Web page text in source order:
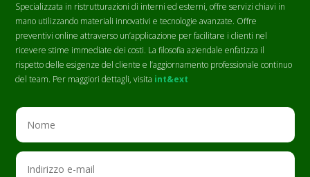
Specializzata in ristrutturazioni di interni ed esterni, offre servizi chiavi in
mano utilizzando materiali innovativi e tecnologie avanzate. Offre
preventivi online attraverso un’applicazione per facilitare i clienti nel
ricevere stime immediate dei costi. La filosofia aziendale enfatizza il
rispetto delle esigenze del cliente e l’aggiornamento professionale continuo
del team. Per maggiori dettagli, visita int&ext